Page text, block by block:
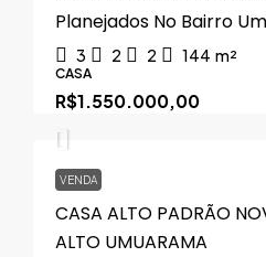
Planejados No Bairro
3 2 2 144 m²
CASA
R$1.550.000,00
VENDA
CASA ALTO PADRÃO
ALTO UMUARAMA